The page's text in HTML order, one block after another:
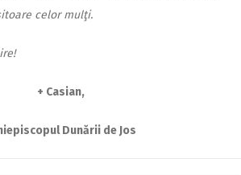
celor mulţi.
+ Casian,
Dunării de Jos